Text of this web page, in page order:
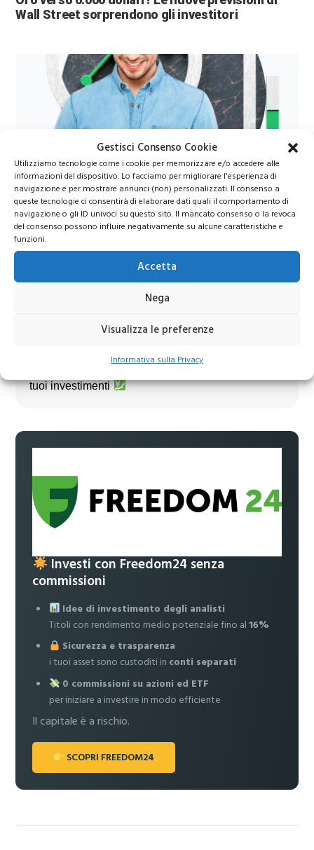
Gestisci Consenso Cookie
Utilizziamo tecnologie come i cookie per memorizzare e/o accedere alle
informazioni del dispositivo. Lo facciamo per migliorare l'esperienza di
navigazione e per mostrare annunci (non) personalizzati. Il consenso a
queste tecnologie ci consentirà di elaborare dati quali il comportamento di
navigazione o gli ID univoci su questo sito. Il mancato consenso o la revoca
del consenso possono influire negativamente su alcune caratteristiche e
funzioni.
Accetta
Nega
Visualizza le preferenze
Informativa sulla Privacy
Wall Street sorprendono gli investitori
Azioni Bance Europee
Azioni banche europee da mettere nel mirino nei
prossimi mesi
tuoi investimenti
Investi con Freedom24 senza
commissioni
Idee di investimento degli analisti
Titoli con rendimento medio potenziale fino al16%
Sicurezza e trasparenza
i tuoi asset sono custoditi in conti separati
0 commissioni su azioni ed ETF
per iniziare a investire in modo efficiente
Il capitale è a rischio.
SCOPRI FREEDOM24